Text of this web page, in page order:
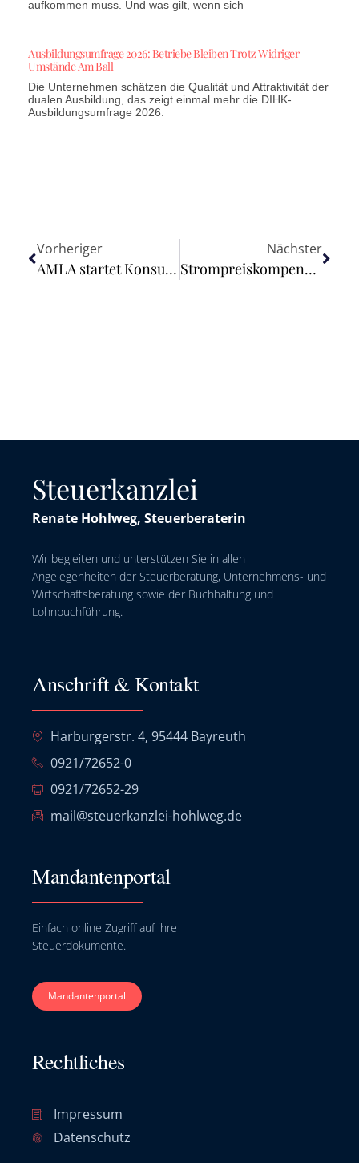
aufkommen muss. Und was gilt, wenn sich
Ausbildungsumfrage 2026: Betriebe Bleiben Trotz Widriger
Umstände Am Ball
Die Unternehmen schätzen die Qualität und Attraktivität der
dualen Ausbildung, das zeigt einmal mehr die DIHK-
Ausbildungsumfrage 2026.
Vorheriger
AMLA startet Konsultation zu einheitlichen Verdachtsmeldeformaten
Nächster
Strompreiskompensation: EU-Kommission genehmigt zusätzliche Entlastungen für energieintensive Unternehmen
Steuerkanzlei
Renate Hohlweg, Steuerberaterin
Wir begleiten und unterstützen Sie in allen
Angelegenheiten der Steuerberatung, Unternehmens- und
Wirtschaftsberatung sowie der Buchhaltung und
Lohnbuchführung.
Anschrift & Kontakt
Harburgerstr. 4, 95444 Bayreuth
0921/72652-0
0921/72652-29
mail@steuerkanzlei-hohlweg.de
Mandantenportal
Einfach online Zugriff auf ihre
Steuerdokumente.
Mandantenportal
Rechtliches
Impressum
Datenschutz